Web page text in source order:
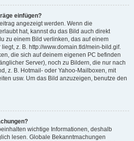
einfügen?
angezeigt werden. Wenn die
hat, kannst du das Bild auch direkt
zu einem Bild verlinken, das auf einem
z. B. http://www.domain.tld/mein-bild.gif.
die sich auf deinem eigenen PC befinden
Server), noch zu Bildern, die nur nach
z. B. Hotmail- oder Yahoo-Mailboxen, mit
usw. Um das Bild anzuzeigen, benutze den
wichtige Informationen, deshalb
lesen. Globale Bekanntmachungen